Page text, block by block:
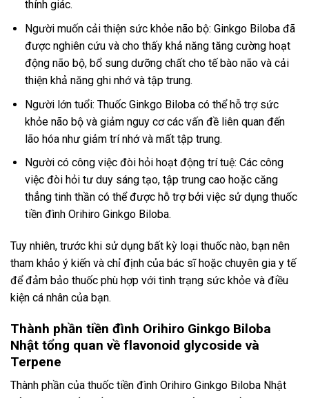
thính giác.
Người muốn cải thiện sức khỏe não bộ: Ginkgo Biloba đã
được nghiên cứu và cho thấy khả năng tăng cường hoạt
động não bộ, bổ sung dưỡng chất cho tế bào não và cải
thiện khả năng ghi nhớ và tập trung.
Người lớn tuổi: Thuốc Ginkgo Biloba có thể hỗ trợ sức
khỏe não bộ và giảm nguy cơ các vấn đề liên quan đến
lão hóa như giảm trí nhớ và mất tập trung.
Người có công việc đòi hỏi hoạt động trí tuệ: Các công
việc đòi hỏi tư duy sáng tạo, tập trung cao hoặc căng
thẳng tinh thần có thể được hỗ trợ bởi việc sử dụng thuốc
tiền đình Orihiro Ginkgo Biloba.
Tuy nhiên, trước khi sử dụng bất kỳ loại thuốc nào, bạn nên
tham khảo ý kiến và chỉ định của bác sĩ hoặc chuyên gia y tế
để đảm bảo thuốc phù hợp với tình trạng sức khỏe và điều
kiện cá nhân của bạn.
Thành phần tiền đình Orihiro Ginkgo Biloba
Nhật tổng quan về flavonoid glycoside và
Terpene
Thành phần của thuốc tiền đình Orihiro Ginkgo Biloba Nhật